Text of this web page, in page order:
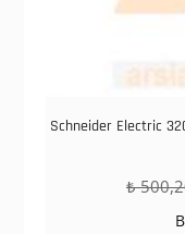
Schneider Electric
₺